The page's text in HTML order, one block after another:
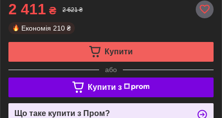
2 411 ₴ 2 621 ₴
Економія 210 ₴
Купити
або
Купити з
Що таке купити з Пром?